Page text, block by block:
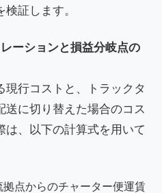
証します。
ーションと損益分岐点の
現行コストと、トラックタ
送に切り替えた場合のコス
は、以下の計算式を用いて
拠点からのチャーター便運賃